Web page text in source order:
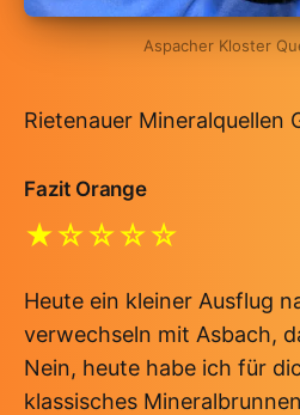
Aspacher Kloster
Rietenauer Mineralquellen
Fazit Orange
★☆☆☆☆
Heute ein kleiner Ausflug
verwechseln mit Asbach,
Nein, heute habe ich für
klassisches